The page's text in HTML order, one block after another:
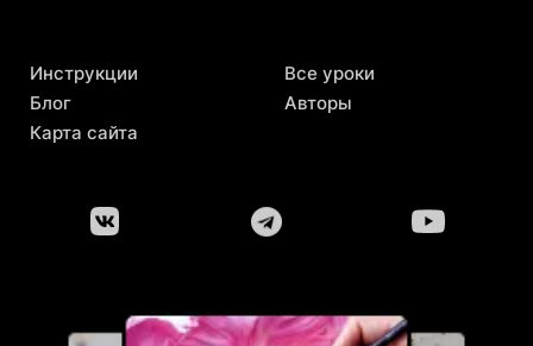
Инструкции
Блог
Карта сайта
Все уроки
Авторы